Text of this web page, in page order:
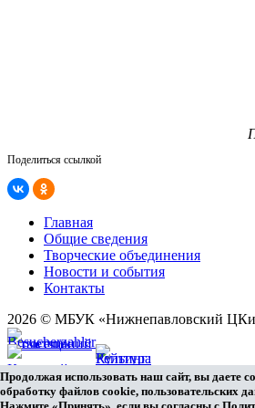
Поделиться ссылкой
Главная
Общие сведения
Творческие объединения
Новости и события
Контакты
2026 © МБУК «Нижнепавловский
Карта сайта
Разработка сайта
Продолжая использовать наш сайт, вы даете
обработку файлов cookie, пользовательских